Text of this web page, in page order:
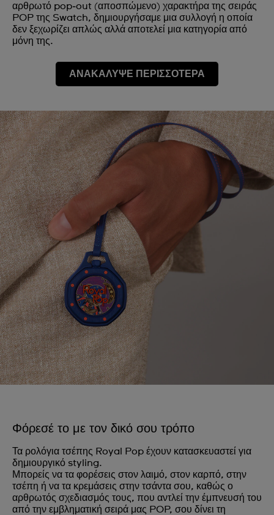
αρθρωτό pop‑out (αποσπώμενο) χαρακτήρα της σειράς
POP της Swatch, δημιουργήσαμε μια συλλογή η οποία
δεν ξεχωρίζει απλώς αλλά αποτελεί μια κατηγορία από
μόνη της.
ΑΝΑΚΑΛΥΨΕ ΠΕΡΙΣΣΟΤΕΡΑ
Φόρεσέ το με τον δικό σου τρόπο
Τα ρολόγια τσέπης Royal Pop έχουν κατασκευαστεί για
δημιουργικό styling.
Μπορείς να τα φορέσεις στον λαιμό, στον καρπό, στην
τσέπη ή να τα κρεμάσεις στην τσάντα σου, καθώς ο
αρθρωτός σχεδιασμός τους, που αντλεί την έμπνευσή του
από την εμβληματική σειρά μας POP, σου δίνει τη